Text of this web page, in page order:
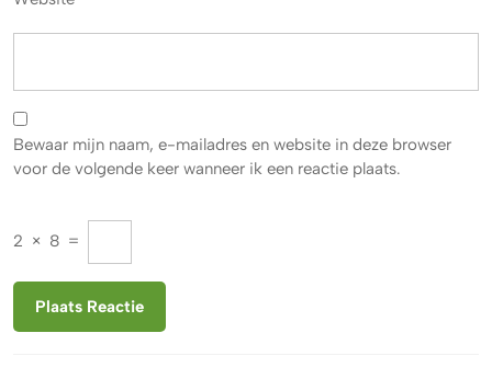
Bewaar mijn naam, e-mailadres en website in deze browser
voor de volgende keer wanneer ik een reactie plaats.
2 × 8 =